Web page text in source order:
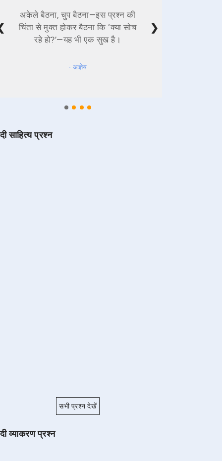
अकेले बैठना, चुप बैठना—इस प्रश्न की
चिंता से मुक्त होकर बैठना कि ‘क्या सोच
रहे हो?’—यह भी एक सुख है।
- अज्ञेय
❯
साहित्य प्रश्न
सभी प्रश्न देखें
व्याकरण प्रश्न